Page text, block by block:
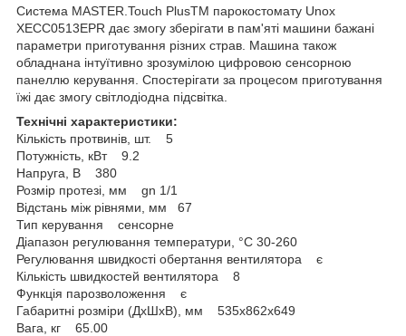
Система MASTER.Touch PlusTM парокостомату Unox
XECC0513EPR дає змогу зберігати в пам'яті машини бажані
параметри приготування різних страв. Машина також
обладнана інтуїтивно зрозумілою цифровою сенсорною
панеллю керування. Спостерігати за процесом приготування
їжі дає змогу світлодіодна підсвітка.
Технічні характеристики:
Кількість протвинів, шт. 5
Потужність, кВт 9.2
Напруга, В 380
Розмір протезі, мм gn 1/1
Відстань між рівнями, мм 67
Тип керування сенсорне
Діапазон регулювання температури, °C 30-260
Регулювання швидкості обертання вентилятора є
Кількість швидкостей вентилятора 8
Функція парозволоження є
Габаритні розміри (ДхШхВ), мм 535x862x649
Вага, кг 65.00